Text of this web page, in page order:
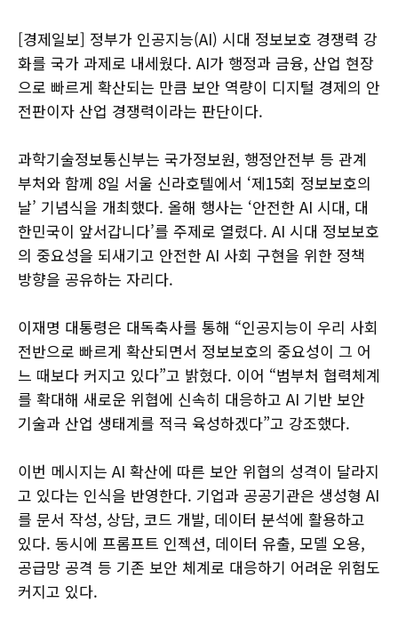
[경제일보] 정부가 인공지능(AI) 시대 정보보호 경쟁력 강
화를 국가 과제로 내세웠다. AI가 행정과 금융, 산업 현장
으로 빠르게 확산되는 만큼 보안 역량이 디지털 경제의 안
전판이자 산업 경쟁력이라는 판단이다.
과학기술정보통신부는 국가정보원, 행정안전부 등 관계
부처와 함께 8일 서울 신라호텔에서 ‘제15회 정보보호의
날’ 기념식을 개최했다. 올해 행사는 ‘안전한 AI 시대, 대
한민국이 앞서갑니다’를 주제로 열렸다. AI 시대 정보보호
의 중요성을 되새기고 안전한 AI 사회 구현을 위한 정책
방향을 공유하는 자리다.
이재명 대통령은 대독축사를 통해 “인공지능이 우리 사회
전반으로 빠르게 확산되면서 정보보호의 중요성이 그 어
느 때보다 커지고 있다”고 밝혔다. 이어 “범부처 협력체계
를 확대해 새로운 위협에 신속히 대응하고 AI 기반 보안
기술과 산업 생태계를 적극 육성하겠다”고 강조했다.
이번 메시지는 AI 확산에 따른 보안 위협의 성격이 달라지
고 있다는 인식을 반영한다. 기업과 공공기관은 생성형 AI
를 문서 작성, 상담, 코드 개발, 데이터 분석에 활용하고
있다. 동시에 프롬프트 인젝션, 데이터 유출, 모델 오용,
공급망 공격 등 기존 보안 체계로 대응하기 어려운 위험도
커지고 있다.